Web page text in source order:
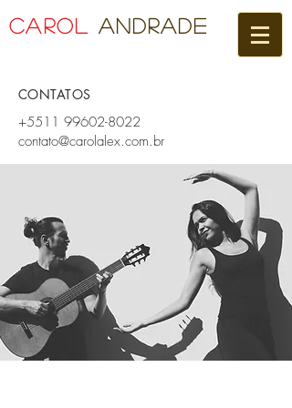
Carol Andrade
CONTATOS
+5511 99602-8022
contato@carolalex.com.br